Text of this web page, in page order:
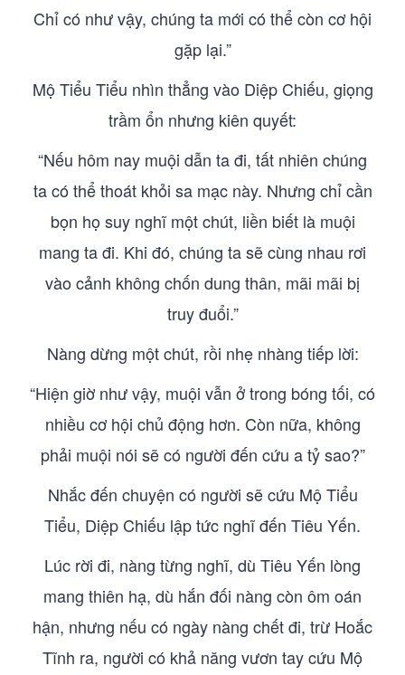
Chỉ có như vậy, chúng ta mới có thể còn cơ hội
gặp lại.”
Mộ Tiểu Tiểu nhìn thẳng vào Diệp Chiếu, giọng
trầm ổn nhưng kiên quyết:
“Nếu hôm nay muội dẫn ta đi, tất nhiên chúng
ta có thể thoát khỏi sa mạc này. Nhưng chỉ cần
bọn họ suy nghĩ một chút, liền biết là muội
mang ta đi. Khi đó, chúng ta sẽ cùng nhau rơi
vào cảnh không chốn dung thân, mãi mãi bị
truy đuổi.”
Nàng dừng một chút, rồi nhẹ nhàng tiếp lời:
“Hiện giờ như vậy, muội vẫn ở trong bóng tối, có
nhiều cơ hội chủ động hơn. Còn nữa, không
phải muội nói sẽ có người đến cứu a tỷ sao?”
Nhắc đến chuyện có người sẽ cứu Mộ Tiểu
Tiểu, Diệp Chiếu lập tức nghĩ đến Tiêu Yến.
Lúc rời đi, nàng từng nghĩ, dù Tiêu Yến lòng
mang thiên hạ, dù hắn đối nàng còn ôm oán
hận, nhưng nếu có ngày nàng chết đi, trừ Hoắc
Tĩnh ra, người có khả năng vươn tay cứu Mộ